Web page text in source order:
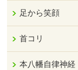
足から笑顔
首コリ
本八幡自律神経